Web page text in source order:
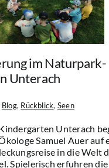
im Naturpark-
Unterach
Blog, Rückblick, Seen
Unterach
Samuel Auer auf
in die Welt
Spielerisch erfuhren